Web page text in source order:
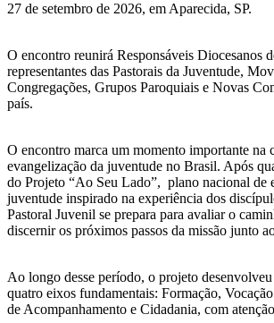
27 de setembro de 2026, em Aparecida, SP.
O encontro reunirá Responsáveis Diocesanos
representantes das Pastorais da Juventude,
Congregações, Grupos Paroquiais e Novas
país.
O encontro marca um momento importante na
evangelização da juventude no Brasil. Após
do Projeto “Ao Seu Lado”, plano nacional de
juventude inspirado na experiência dos
Pastoral Juvenil se prepara para avaliar o
discernir os próximos passos da missão junto
Ao longo desse período, o projeto
quatro eixos fundamentais: Formação,
de Acompanhamento e Cidadania, com